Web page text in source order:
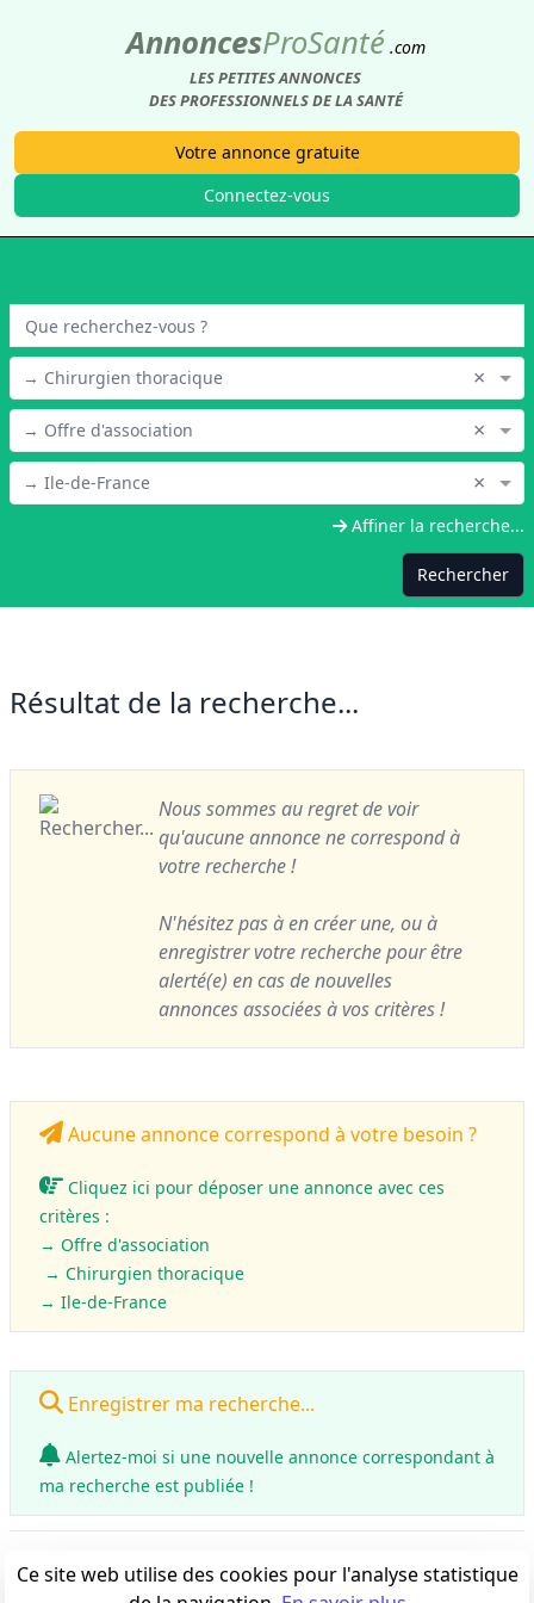
AnnoncesProSanté .com
LES PETITES ANNONCES
DES PROFESSIONNELS DE LA SANTÉ
Votre annonce gratuite
Connectez-vous
→ Chirurgien thoracique ×
→ Offre d'association ×
→ Ile-de-France ×
Affiner la recherche...
Rechercher
Résultat de la recherche...
Nous sommes au regret de voir
qu'aucune annonce ne correspond à
votre recherche !
N'hésitez pas à en créer une, ou à
enregistrer votre recherche pour être
alerté(e) en cas de nouvelles
annonces associées à vos critères !
Aucune annonce correspond à votre besoin ?
Cliquez ici pour déposer une annonce avec ces
critères :
→ Offre d'association
→ Chirurgien thoracique
→ Ile-de-France
Enregistrer ma recherche...
Alertez-moi si une nouvelle annonce correspondant à
ma recherche est publiée !
Ce site web utilise des cookies pour l'analyse statistique